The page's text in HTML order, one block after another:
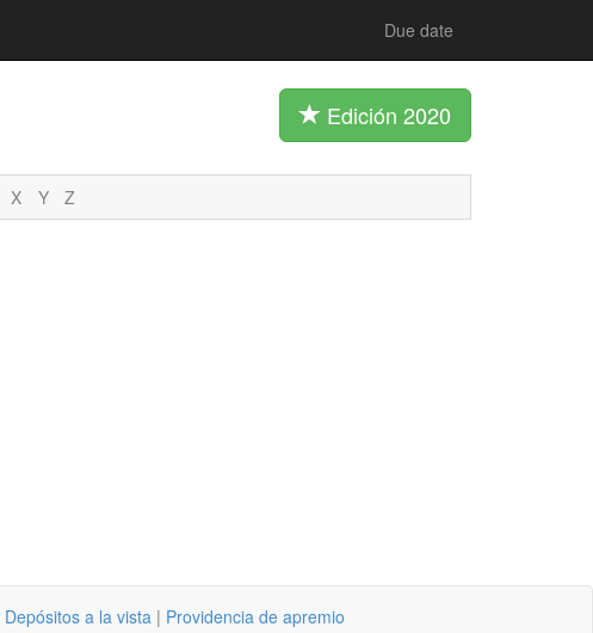
Due date
Edición 2020
X Y Z
Depósitos a la vista | Providencia de apremio